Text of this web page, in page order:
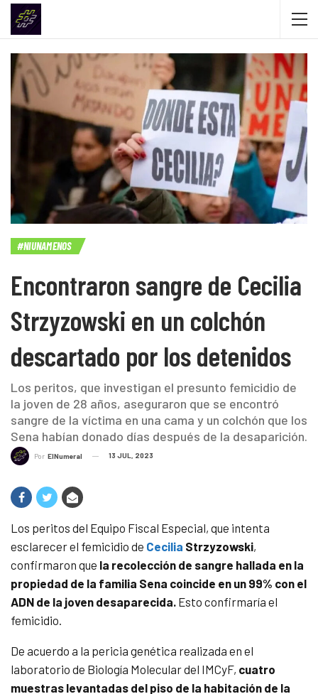
#NIUNAMENOS
Encontraron sangre de Cecilia
Strzyzowski en un colchón
descartado por los detenidos
Los peritos, que investigan el presunto femicidio de
la joven de 28 años, aseguraron que se encontró
sangre de la víctima en una cama y un colchón que los
Sena habían donado días después de la desaparición.
Por ElNumeral 13 JUL, 2023
Los peritos del Equipo Fiscal Especial, que intenta
esclarecer el femicidio de Cecilia Strzyzowski,
confirmaron que la recolección de sangre hallada en la
propiedad de la familia Sena coincide en un 99% con el
ADN de la joven desaparecida. Esto confirmaría el
femicidio.
De acuerdo a la pericia genética realizada en el
laboratorio de Biología Molecular del IMCyF, cuatro
muestras levantadas del piso de la habitación de la